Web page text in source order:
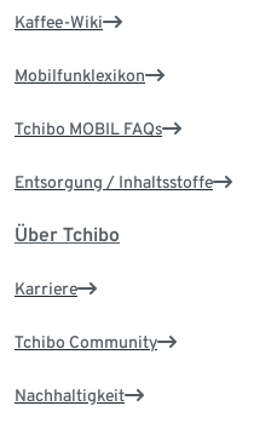
Kaffee-Wiki
Mobilfunklexikon
Tchibo MOBIL FAQs
Entsorgung / Inhaltsstoffe
Über Tchibo
Karriere
Tchibo Community
Nachhaltigkeit